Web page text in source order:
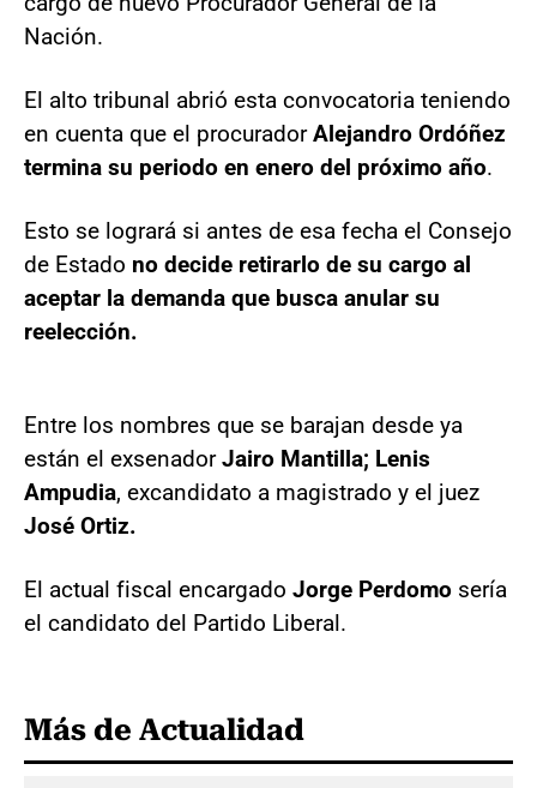
Nación.
El alto tribunal abrió esta convocatoria teniendo
en cuenta que el procuradorAlejandro Ordóñez
termina su periodo en enero del próximo año.
Esto se logrará si antes de esa fecha el Consejo
de Estado no decide retirarlo de su cargo al
aceptar la demanda que busca anular su
reelección.
Entre los nombres que se barajan desde ya
están el exsenadorJairo Mantilla; Lenis
Ampudia, excandidato a magistrado y el juez
José Ortiz.
El actual fiscal encargado Jorge Perdomo sería
el candidato del Partido Liberal.
Más de Actualidad